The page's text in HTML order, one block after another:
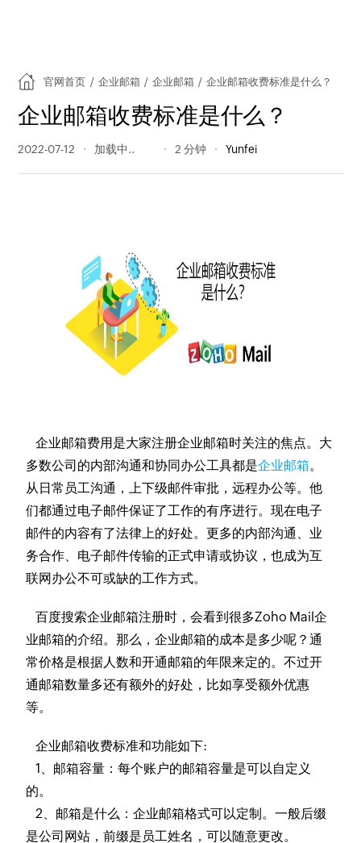
官网首页 / 企业邮箱 / 企业邮箱 / 企业邮箱收费标准是什么？
企业邮箱收费标准是什么？
2022-07-12 1303 阅读量 2 分钟 Yunfei
企业邮箱费用是大家注册企业邮箱时关注的焦点。大
多数公司的内部沟通和协同办公工具都是企业邮箱。
从日常员工沟通，上下级邮件审批，远程办公等。他
们都通过电子邮件保证了工作的有序进行。现在电子
邮件的内容有了法律上的好处。更多的内部沟通、业
务合作、电子邮件传输的正式申请或协议，也成为互
联网办公不可或缺的工作方式。
百度搜索企业邮箱注册时，会看到很多Zoho Mail企
业邮箱的介绍。那么，企业邮箱的成本是多少呢？通
常价格是根据人数和开通邮箱的年限来定的。不过开
通邮箱数量多还有额外的好处，比如享受额外优惠
等。
企业邮箱收费标准和功能如下:
1、邮箱容量：每个账户的邮箱容量是可以自定义
的。
2、邮箱是什么：企业邮箱格式可以定制。一般后缀
是公司网站，前缀是员工姓名，可以随意更改。